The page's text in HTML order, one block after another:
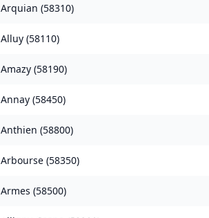
Arquian (58310)
Alluy (58110)
Amazy (58190)
Annay (58450)
Anthien (58800)
Arbourse (58350)
Armes (58500)